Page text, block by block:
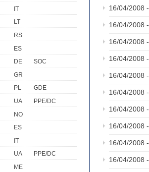
IT
LT
RS
ES
DE
SOC
GR
PL
GDE
UA
PPE/DC
NO
ES
IT
UA
PPE/DC
ME
16/04/2008 -
16/04/2008 -
16/04/2008 -
16/04/2008 -
16/04/2008 -
16/04/2008 -
16/04/2008 -
16/04/2008 -
16/04/2008 -
16/04/2008 -